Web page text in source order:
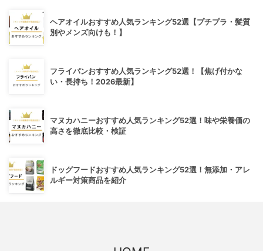
ヘアオイルおすすめ人気ランキング52選【プチプラ・髪質
別やメンズ向けも！】
フライパンおすすめ人気ランキング52選！【焦げ付かな
い・長持ち！2026最新】
マヌカハニーおすすめ人気ランキング52選！味や栄養価の
高さを徹底比較・検証
ドッグフードおすすめ人気ランキング52選！無添加・アレ
ルギー対策商品を紹介